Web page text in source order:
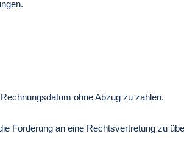
ohne Abzug zu zahlen.
Forderung an eine Rechtsvertretung zu